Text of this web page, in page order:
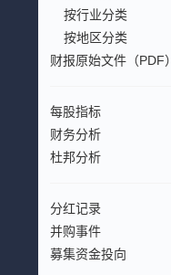
按行业分类
按地区分类
财报原始文件（PDF）
每股指标
财务分析
杜邦分析
分红记录
并购事件
募集资金投向